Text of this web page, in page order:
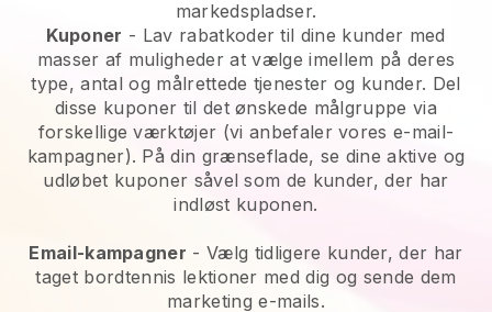
markedspladser.
Kuponer - Lav rabatkoder til dine kunder med
masser af muligheder at vælge imellem på deres
type, antal og målrettede tjenester og kunder. Del
disse kuponer til det ønskede målgruppe via
forskellige værktøjer (vi anbefaler vores e-mail-
kampagner). På din grænseflade, se dine aktive og
udløbet kuponer såvel som de kunder, der har
indløst kuponen.
Email-kampagner -Vælg tidligere kunder, der har
taget bordtennis lektioner med dig og sende dem
marketing e-mails.